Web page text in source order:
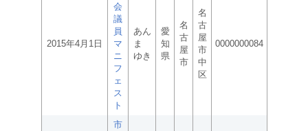
2015年4月1日
会
議
員
マ
ニ
フ
ェ
ス
ト
あん
ま
ゆき
愛
知
県
名
古
屋
市
名
古
屋
市
中
区
0000000084
市